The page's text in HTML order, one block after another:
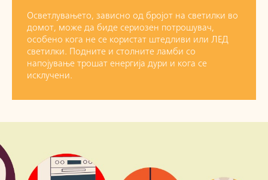
Осветлувањето, зависно од бројот на светилки во
домот, може да биде сериозен потрошувач,
особено кога не се користат штедливи или ЛЕД
светилки. Подните и столните ламби со
напојување трошат енергија дури и кога се
исклучени.